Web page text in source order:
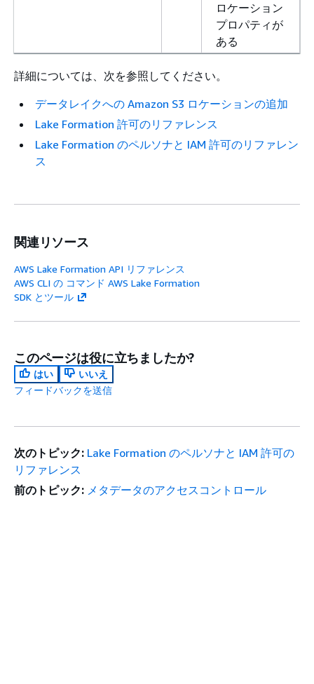
ロケーション
プロパティが
ある
詳細については、次を参照してください。
データレイクへの Amazon S3 ロケーションの追加
Lake Formation 許可のリファレンス
Lake Formation のペルソナと IAM 許可のリファレン
ス
関連リソース
AWS Lake Formation API リファレンス
AWS CLI の コマンド AWS Lake Formation
SDK とツール
このページは役に立ちましたか?
はい
いいえ
フィードバックを送信
次のトピック: Lake Formation のペルソナと IAM 許可の
リファレンス
前のトピック: メタデータのアクセスコントロール